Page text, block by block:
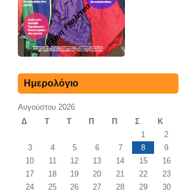
Ελένη Γκαλέτσα
Ημερολόγιο
Αυγούστου 2026
Δ
Τ Τ Π Π Σ Κ
1
2
3
4 5 6 7 8
9
10
11 12 13 14 15
16
17
18 19 20 21 22
23
24
25 26 27 28 29
30